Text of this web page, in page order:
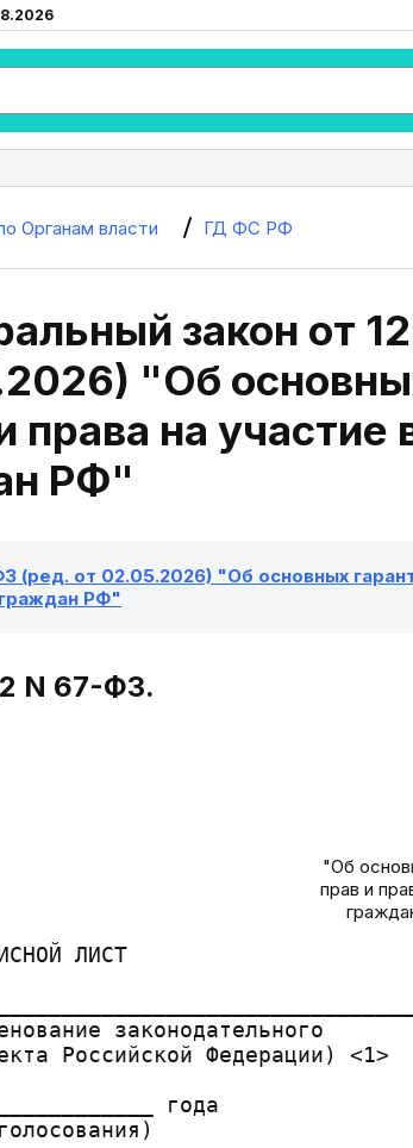
Органам власти ГД ФС РФ
закон от
"Об
права на участие
РФ"
(ред. от 02.05.2026) "Об основных
РФ"
N 67-ФЗ.
"Об
прав и
ЛИСТ
законодательного
Российской Федерации) <1>
года